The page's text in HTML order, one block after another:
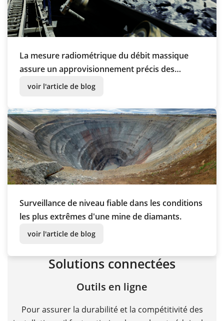
La mesure radiométrique du débit massique
assure un approvisionnement précis des
matériaux dans l'usine à chaux.
voir l'article de blog
Surveillance de niveau fiable dans les conditions
les plus extrêmes d'une mine de diamants.
voir l'article de blog
Solutions connectées
Outils en ligne
Pour assurer la durabilité et la compétitivité des